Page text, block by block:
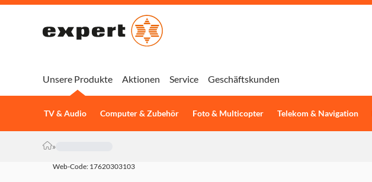
Unsere Produkte
TV & Audio Computer & Zubehör Foto & Multicopter Telekom & Navigation
Aktionen Service Geschäftskunden
»
Web-Code: 17620303103